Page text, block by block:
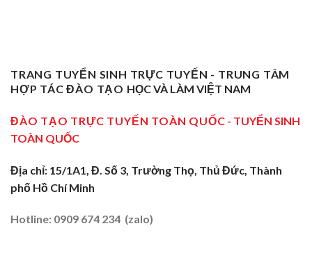
Nghề
Cửa
Ngõ
Miền
2026
Tây
Ninh:
Truyền
Tại
Dạy
Nghề
Sơ
Tại
Sóc
Nghề
Tại
Lúa
TRANG TUYỂN SINH TRỰC TUYẾN - TRUNG TÂM
HỢP TÁC ĐÀO TẠO HỌC VÀ LÀM VIỆT NAM
ĐÀO TẠO TRỰC TUYẾN TOÀN QUỐC - TUYỂN SINH
TOÀN QUỐC
Địa chỉ: 15/1A1, Đ. Số 3, Trường Thọ, Thủ Đức, Thành
phố Hồ Chí Minh
Hotline: 0909 674 234 (zalo)